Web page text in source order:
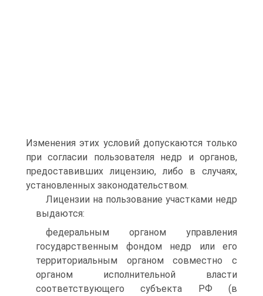
Изменения этих условий допускаются только
при согласии пользователя недр и органов,
предоставивших лицензию, либо в случаях,
установленных законодательством.
Лицензии на пользование участками недр
выдаются:
федеральным органом управления
государственным фондом недр или его
территориальным органом совместно с
органом исполнительной власти
соответствующего субъекта РФ (в